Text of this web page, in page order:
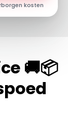
kosten
🚚📦